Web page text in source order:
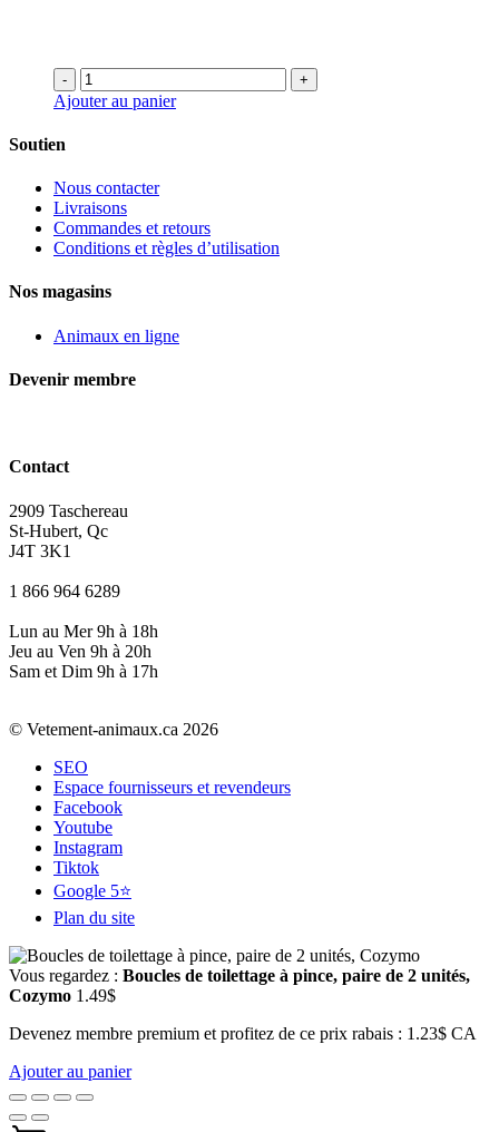
- +
Ajouter au panier
Soutien
Nous contacter
Livraisons
Commandes et retours
Conditions et règles d’utilisation
Nos magasins
Animaux en ligne
Devenir membre
Contact
2909 Taschereau
St-Hubert, Qc
J4T 3K1
1 866 964 6289
Lun au Mer 9h à 18h
Jeu au Ven 9h à 20h
Sam et Dim 9h à 17h
© Vetement-animaux.ca 2026
SEO
Espace fournisseurs et revendeurs
Facebook
Youtube
Instagram
Tiktok
Google 5⭐
Plan du site
Vous regardez : Boucles de toilettage à pince, paire de 2 unités,
Cozymo 1.49$
Devenez membre premium et profitez de ce prix rabais : 1.23$ CA
Ajouter au panier